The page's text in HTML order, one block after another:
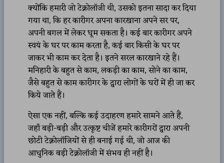
क्योंकि हमारी जो टेक्नोलॉजी थी, उसको इतना सादा कर दिया
गया था, कि हर कारीगर अपना कारखाना अपने सर पर,
अपनी बगल में लेकर घूम सकता है। कई बार कारीगर अपने
स्वयं के घर पर काम करता है, कई बार किसी के घर पर
जाकर भी काम कर देता है। इतने सरल कारखाने रहे हैं।
मनिहारी के बहुत से काम, लकड़ी का काम, सोने का काम,
जैसे बहुत से काम कारीगर के द्वारा लोगों के घरों में ही जा कर
किये जाते हैं।
ऐसा एक नहीं, बल्कि कई उदाहरण हमारे सामने आते हैं,
जहाँ बड़ी-बड़ी और उत्कृष्ट चीजें हमारे कारीगरों द्वारा अपनी
छोटी टेक्नोलॉजियों से ही बनाई गई थी, जो आज की
आधुनिक बड़ी टेक्नोलॉजी में संभव ही नहीं है।